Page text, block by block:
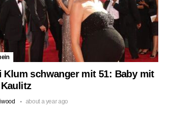
Klum schwanger mit 51: Baby mit
about a year ago